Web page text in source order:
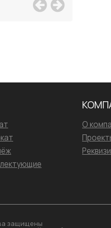
О
защищены